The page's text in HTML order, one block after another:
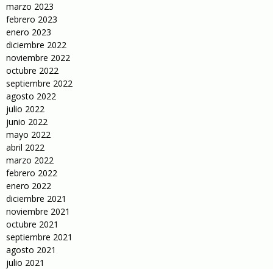
marzo 2023
febrero 2023
enero 2023
diciembre 2022
noviembre 2022
octubre 2022
septiembre 2022
agosto 2022
julio 2022
junio 2022
mayo 2022
abril 2022
marzo 2022
febrero 2022
enero 2022
diciembre 2021
noviembre 2021
octubre 2021
septiembre 2021
agosto 2021
julio 2021